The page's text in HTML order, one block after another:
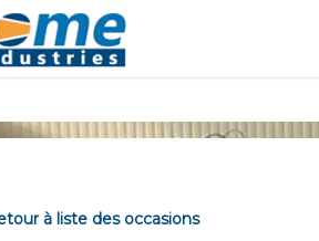
à liste des occasions